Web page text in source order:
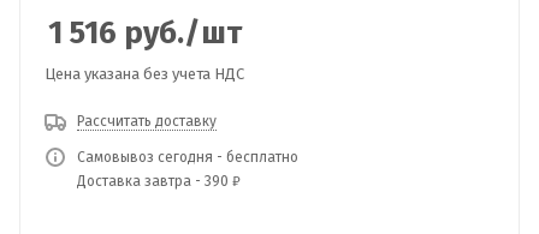
1 516 руб./шт
Цена указана без учета НДС
Рассчитать доставку
Самовывоз сегодня - бесплатно
Доставка завтра - 390 ₽